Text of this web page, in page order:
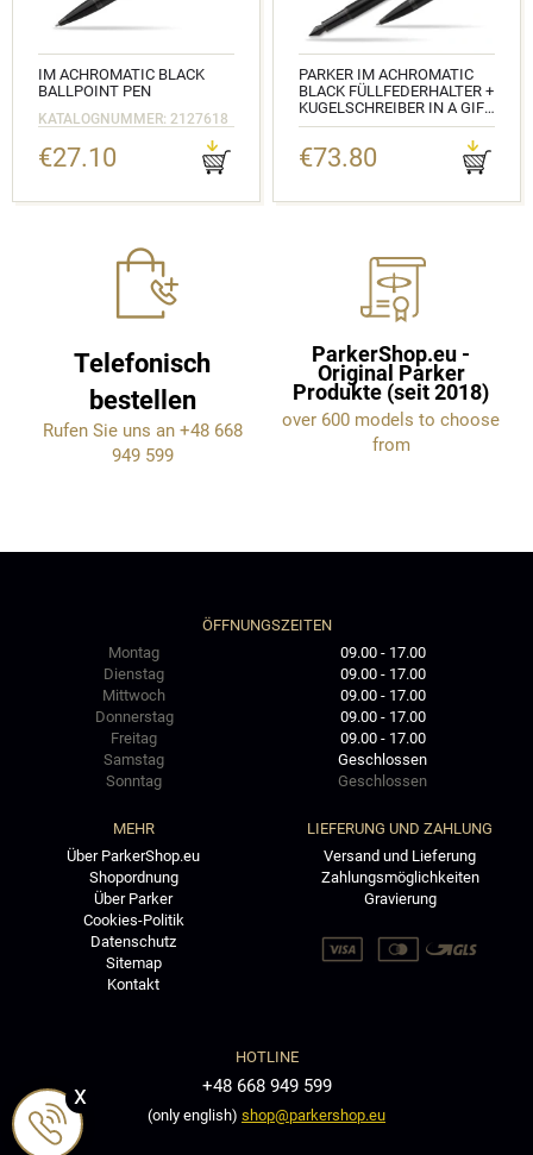
IM ACHROMATIC BLACK
BALLPOINT PEN
KATALOGNUMMER: 2127618
€27.10
PARKER IM ACHROMATIC
BLACK FÜLLFEDERHALTER +
KUGELSCHREIBER IN A GIFT
BOX
KATALOGNUMMER:
2127741_2127618
€73.80
Telefonisch
bestellen
Rufen Sie uns an +48 668
949 599
ParkerShop.eu -
Original Parker
Produkte (seit 2018)
over 600 models to choose
from
ÖFFNUNGSZEITEN
Montag
09.00 - 17.00
Dienstag
09.00 - 17.00
Mittwoch
09.00 - 17.00
Donnerstag
09.00 - 17.00
Freitag
09.00 - 17.00
Samstag
Geschlossen
Sonntag
Geschlossen
MEHR
Über ParkerShop.eu
Shopordnung
Über Parker
Cookies-Politik
Datenschutz
Sitemap
Kontakt
LIEFERUNG UND ZAHLUNG
Versand und Lieferung
Zahlungsmöglichkeiten
Gravierung
HOTLINE
+48 668 949 599
(only english) shop@parkershop.eu
x